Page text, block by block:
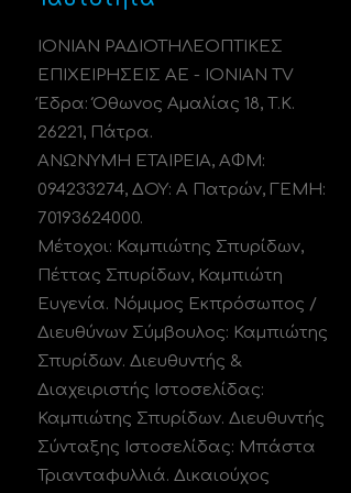
ΙΟΝΙΑΝ ΡΑΔΙΟΤΗΛΕΟΠΤΙΚΕΣ
ΕΠΙΧΕΙΡΗΣΕΙΣ ΑΕ - IONIAN TV
Έδρα: Όθωνος Αμαλίας 18, Τ.Κ.
26221, Πάτρα.
ΑΝΩΝΥΜΗ ΕΤΑΙΡΕΙΑ, ΑΦΜ:
094233274, ΔΟΥ: A Πατρών, ΓΕΜΗ:
70193624000.
Μέτοχοι: Καμπιώτης Σπυρίδων,
Πέττας Σπυρίδων, Καμπιώτη
Ευγενία. Νόμιμος Εκπρόσωπος /
Διευθύνων Σύμβουλος: Καμπιώτης
Σπυρίδων. Διευθυντής &
Διαχειριστής Ιστοσελίδας:
Καμπιώτης Σπυρίδων. Διευθυντής
Σύνταξης Ιστοσελίδας: Μπάστα
Τριανταφυλλιά. Δικαιούχος